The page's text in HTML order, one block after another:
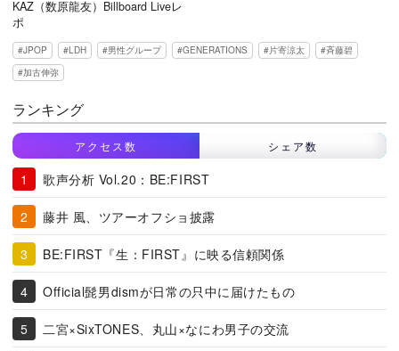
KAZ（数原龍友）Billboard Liveレ
ポ
JPOP LDH 男性グループ GENERATIONS 片寄涼太
斉藤碧
加古伸弥
ランキング
アクセス数 シェア数
歌声分析 Vol.20：BE:FIRST
藤井 風、ツアーオフショ披露
BE:FIRST『生：FIRST』に映る信頼関係
Official髭男dismが日常の只中に届けたもの
二宮×SixTONES、丸山×なにわ男子の交流